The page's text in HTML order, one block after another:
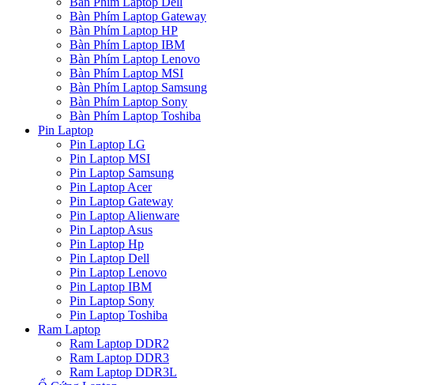
Bàn Phím Laptop Gateway
Bàn Phím Laptop HP
Bàn Phím Laptop IBM
Bàn Phím Laptop Lenovo
Bàn Phím Laptop MSI
Bàn Phím Laptop Samsung
Bàn Phím Laptop Sony
Bàn Phím Laptop Toshiba
Pin Laptop
Pin Laptop LG
Pin Laptop MSI
Pin Laptop Samsung
Pin Laptop Acer
Pin Laptop Gateway
Pin Laptop Alienware
Pin Laptop Asus
Pin Laptop Hp
Pin Laptop Dell
Pin Laptop Lenovo
Pin Laptop IBM
Pin Laptop Sony
Pin Laptop Toshiba
Ram Laptop
Ram Laptop DDR2
Ram Laptop DDR3
Ram Laptop DDR3L